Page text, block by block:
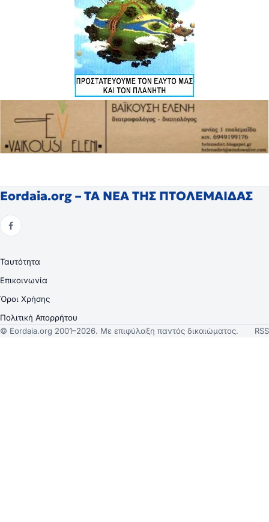
Eordaia.org – ΤΑ ΝΕΑ ΤΗΣ ΠΤΟΛΕΜΑΙΔΑΣ
Ταυτότητα
Επικοινωνία
Όροι Χρήσης
Πολιτική Απορρήτου
© Eordaia.org 2001–2026. Με επιφύλαξη παντός δικαιώματος.
RSS